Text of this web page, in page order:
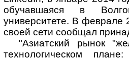
обучавшаяся в
университете. В феврале
своей сети сообщал
"Азиатский рынок
технологическом